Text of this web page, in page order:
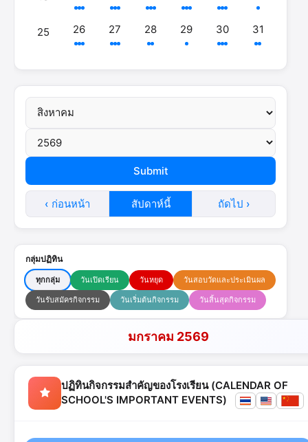
25 26 27 28 29 30 31
‹ ก่อนหน้า สัปดาห์นี้ ถัดไป ›
กลุ่มปฏิทิน
ทุกกลุ่ม วันเปิดเรียน วันหยุด วันสอบวัดและประเมินผล
วันรับสมัครกิจกรรม วันเริ่มต้นกิจกรรม วันสิ้นสุดกิจกรรม
มกราคม 2569
ปฏิทินกิจกรรมสำคัญของโรงเรียน (CALENDAR OF
SCHOOL'S IMPORTANT EVENTS)